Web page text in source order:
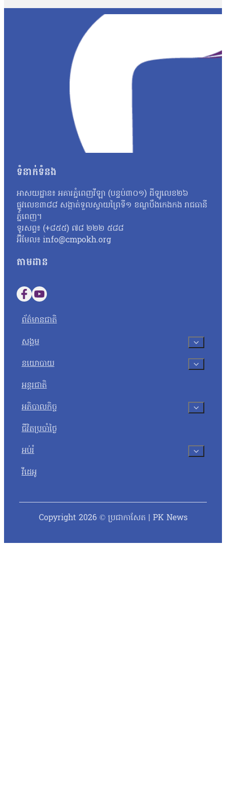
ដោយមិនរើសមុខ ការរក្សានូវសម្បត្តិបេតិកភណ្ឌវប្បធម៌ និងការហាមឃា
បានអះអាងថានឹងធ្វើដំណើរទស្សនកិច្ចតាមដាននៅដើមខែកញ្ញា ដើម្បី
កាលពីព្រឹកថ្ងៃទី២៩ ខែកក្កដា ពោលគឺក្រោយបទឈប់បាញ់ចូលជាធរមា
ទាហាន ថៃក៏បានបញ្ជូនកងទ័ពខ្មែរចំនួន២នាក់បន្ថែមទៀតតាមរយៈរថយ
ទំនាក់ទំនង
អាសយដ្ឋាន៖ អគារភ្នំពេញវីឡា (បន្ទប់៣០១) ដីឡូលេខ២៦
ផ្លូវលេខ៣៨៨ សង្កាត់ទួលស្វាយព្រៃទី១ ខណ្ឌបឹងកេងកង រាជធានី
ភ្នំពេញ។
ទូរសព្ទ៖ (+៨៥៥) ៧៨ ២២២ ៥៨៨
អ៊ីមែល៖ info@cmpokh.org
តាមដាន
Follow us on Facebook
Follow us on YouTube
ព័ត៌មានជាតិ
សង្គម
នយោបាយ
អន្តរជាតិ
អភិបាលកិច្ច
ជីវិតប្រចាំថ្ងៃ
អប់រំ
វីដេអូ
Copyright 2026 © ប្រជាកាសែត | PK News